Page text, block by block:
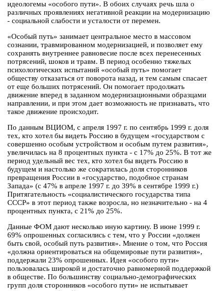
идеологемы «особого пути». В обоих случаях речь шла о
различных проявлениях негативной реакции на модернизацию
- социальной слабости и усталости от перемен.
«Особый путь» занимает центральное место в массовом
сознании, травмированном модернизацией, и позволяет ему
сохранять внутреннее равновесие после всех перенесенных
потрясений, шоков и травм. В период особенно тяжелых
психологических испытаний «особый путь» помогает
обществу отказаться от поворота назад, и тем самым спасает
от еще больших потрясений. Он помогает продолжать
движение вперед в заданном модернизационными образцами
направлении, и при этом дает возможность не признавать, что
такое движение происходит.
По данным ВЦИОМ, с апреля 1997 г. по сентябрь 1999 г. доля
тех, кто хотел бы видеть Россию в будущем «государством с
совершенно особым устройством и особым путем развития»,
увеличилась на 8 процентных пункта - с 17% до 25%. В тот же
период удельный вес тех, кто хотел бы видеть Россию в
будущем и настолько же сократилась доля сторонников
превращения России в «государство, подобное странам
Запада» (с 47% в апреле 1997 г. до 39% в сентябре 1999 г.)
Притягательность «социалистического государства типа
СССР» в этот период также возросла, но незначительно - на 4
процентных пункта, с 21% до 25%.
Данные ФОМ дают несколько иную картину. В июне 1999 г.
69% опрошенных согласились с тем, что у России «должен
быть свой, особый путь развития». Мнение о том, что Россия
«должна ориентироваться на общемировые пути развития»,
поддержали 23% опрошенных. Идея «особого пути»
пользовалась широкой и достаточно равномерной поддержкой
в обществе. По большинству социально-демографических
групп доля сторонников «особого пути» не испытывает